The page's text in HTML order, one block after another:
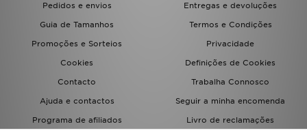
Pedidos e envios
Entregas e devoluções
Guia de Tamanhos
Termos e Condições
Promoções e Sorteios
Privacidade
Cookies
Definições de Cookies
Contacto
Trabalha Connosco
Ajuda e contactos
Seguir a minha encomenda
Programa de afiliados
Livro de reclamações